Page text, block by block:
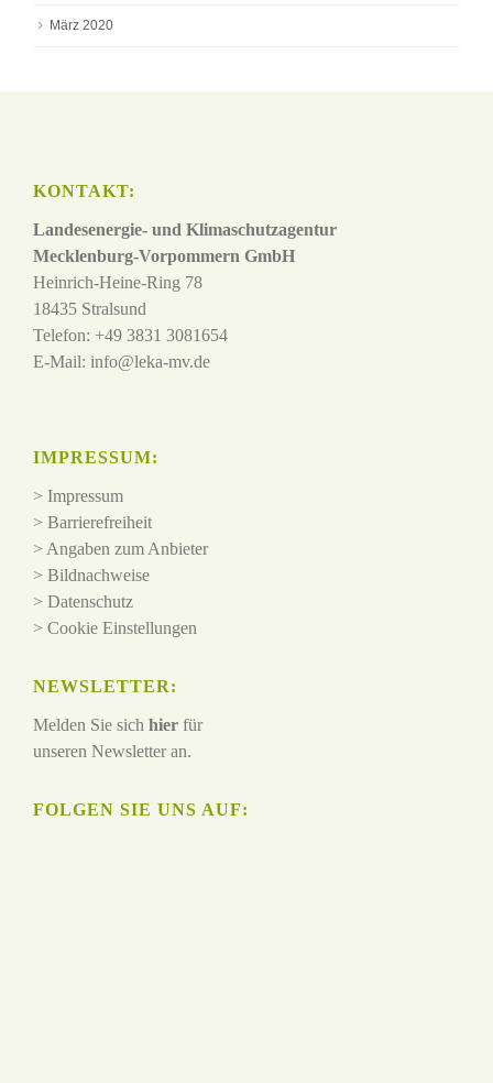
März 2020
KONTAKT:
Landesenergie- und Klimaschutzagentur
Mecklenburg-Vorpommern GmbH
Heinrich-Heine-Ring 78
18435 Stralsund
Telefon: +49 3831 3081654
E-Mail: info@leka-mv.de
IMPRESSUM:
> Impressum
> Barrierefreiheit
> Angaben zum Anbieter
> Bildnachweise
> Datenschutz
> Cookie Einstellungen
NEWSLETTER:
Melden Sie sich hier für
unseren Newsletter an.
FOLGEN SIE UNS AUF: